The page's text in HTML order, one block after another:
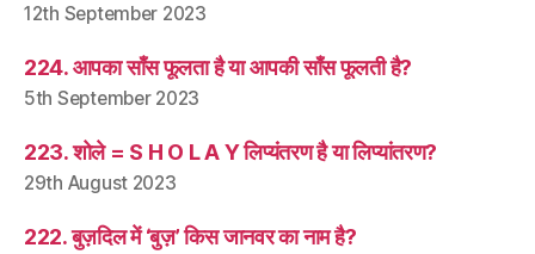
12th September 2023
224. आपका साँस फूलता है या आपकी साँस फूलती है?
5th September 2023
223. शोले = S H O L A Y लिप्यंतरण है या लिप्यांतरण?
29th August 2023
222. बुज़दिल में ‘बुज़’ किस जानवर का नाम है?